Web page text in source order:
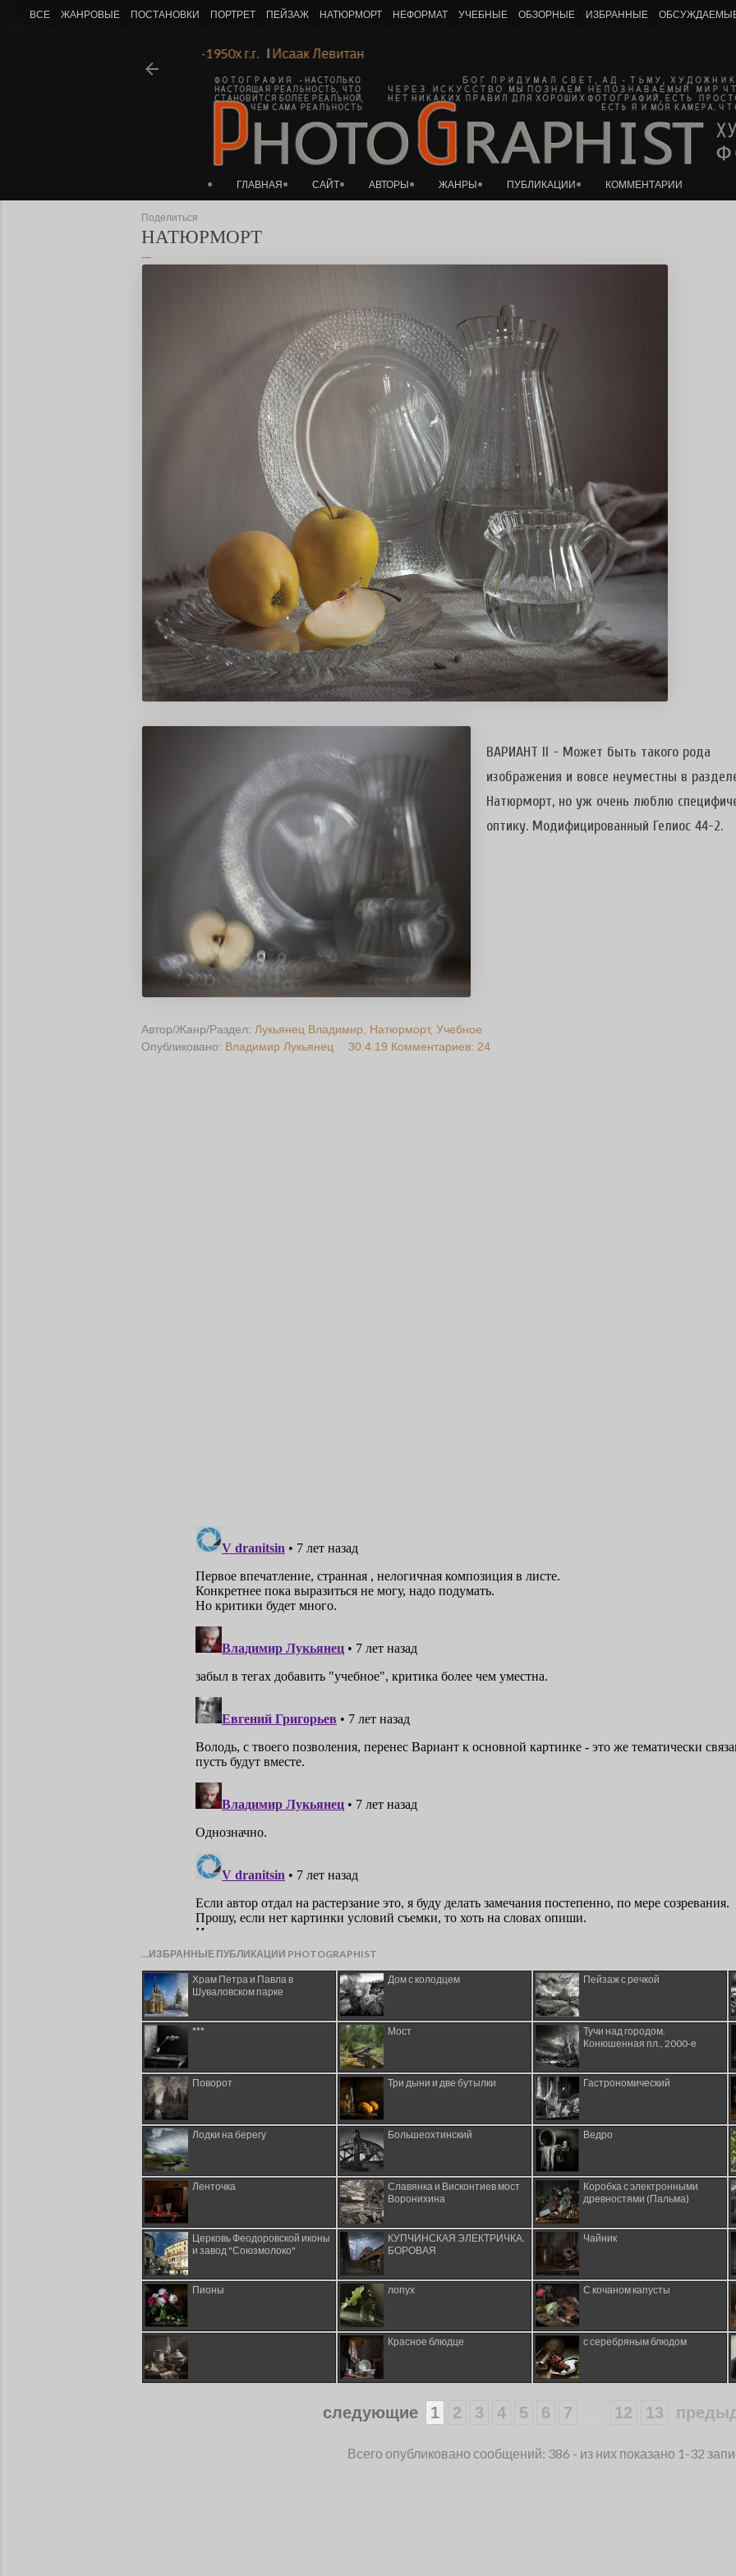
К основному контенту
Академии Художеств 1930х-1950х г.г. ΙИсаак Левитан
ГЛАВНАЯ САЙТ АВТОРЫ ЖАНРЫ ПУБЛИКАЦИИ КОММЕНТАРИИ
Поделиться
НАТЮРМОРТ
ВАРИАНТ II - Может быть такого рода
изображения и вовсе неуместны в
Натюрморт, но уж очень люблю
оптику. Модифицированный Гелиос 44-2.
Автор/Жанр/Раздел: Лукьянец Владимир Натюрморт Учебное
Опубликовано: Владимир Лукьянец 30.4.19 Комментариев: 24
...ИЗБРАННЫЕ ПУБЛИКАЦИИ PHOTOGRAPHIST
Храм Петра и Павла в
Шуваловском парке
Дом с колодцем Пейзаж с речкой
*** Мост
Тучи над городом.
Конюшенная пл., 2000-е
Поворот Три дыни и две бутылки Гастрономический
Лодки на берегу Большеохтинский Ведро
Ленточка
Славянка и Висконтиев мост
Воронихина
Коробка с электронными
древностями (Пальма)
Церковь Феодоровской иконы
и завод "Союзмолоко"
КУПЧИНСКАЯ ЭЛЕКТРИЧКА.
БОРОВАЯ
Чайник
Пионы лопух С кочаном капусты
Красное блюдце с серебряным блюдом
следующие 1 2 3 4 5 6 7 12 13
Всего опубликовано сообщений: 386 - из них показано 1-32
ВСЕ ЖАНРОВЫЕ ПОСТАНОВКИ ПОРТРЕТ ПЕЙЗАЖ НАТЮРМОРТ НЕФОРМАТ УЧЕБНЫЕ ОБЗОРНЫЕ ИЗБРАННЫЕ